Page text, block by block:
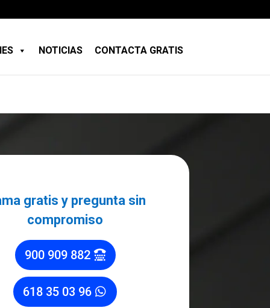
NOTICIAS CONTACTA GRATIS
gratis y pregunta sin
compromiso
900 909 882
618 35 03 96